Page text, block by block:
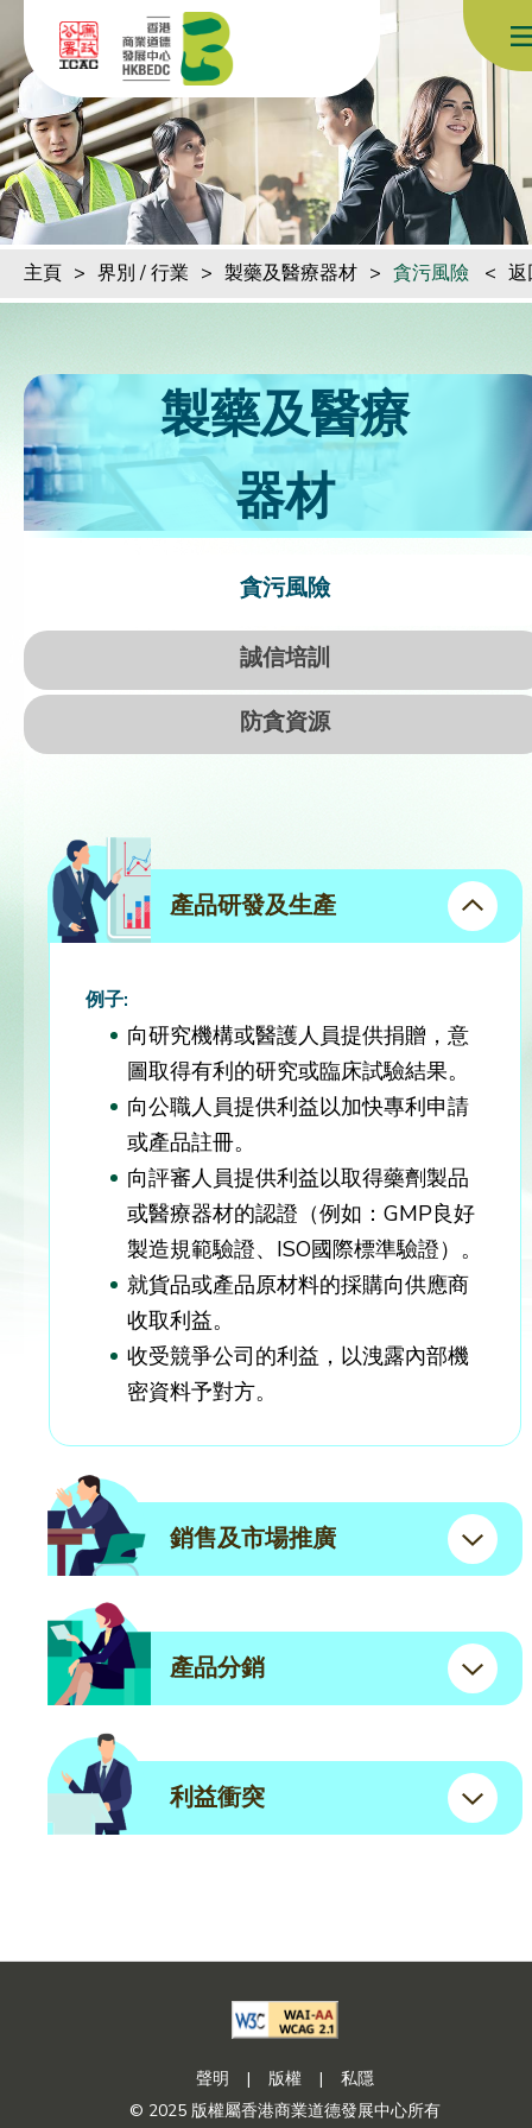
跳到內容（按回車鍵）
主頁 > 界別 / 行業 > 製藥及醫療器材 > 貪污風險 < 返
製藥及醫療
器材
貪污風險
誠信培訓
防貪資源
產品研發及生產
例子:
向研究機構或醫護人員提供捐贈，意
圖取得有利的研究或臨床試驗結果。
向公職人員提供利益以加快專利申請
或產品註冊。
向評審人員提供利益以取得藥劑製品
或醫療器材的認證（例如：GMP良好
製造規範驗證、ISO國際標準驗證）。
就貨品或產品原材料的採購向供應商
收取利益。
收受競爭公司的利益，以洩露內部機
密資料予對方。
銷售及市場推廣
產品分銷
利益衝突
聲明 | 版權 |
私隱
© 2025 版權屬香港商業道德發展中心所有